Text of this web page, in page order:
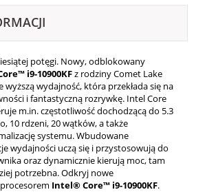
potęgi. Nowy, odblokowany
i9-10900KFz rodziny Comet Lake
wyższą wydajność, która przekłada się na
i fantastyczną rozrywkę. Intel Core
m.in. częstotliwość dochodzącą do 5.3
10 rdzeni, 20 wątków, a także
systemu. Wbudowane
wydajności uczą się i przystosowują do
oraz dynamicznie kierują moc, tam
potrzebna. Odkryj nowe
Intel® Core™ i9-10900KF.